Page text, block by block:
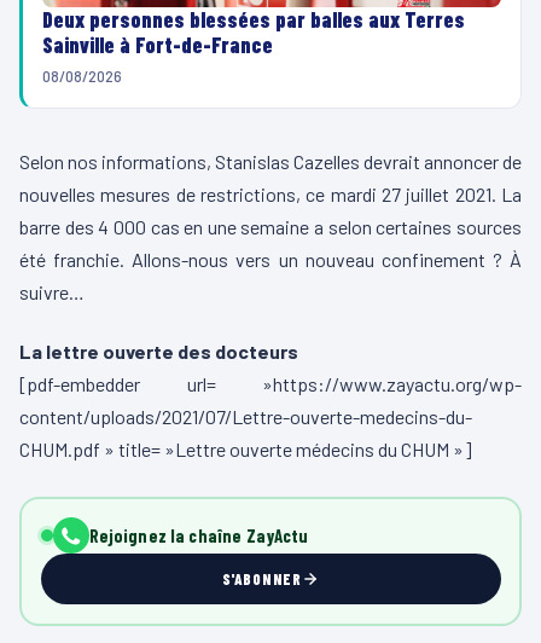
Deux personnes blessées par balles aux Terres
Sainville à Fort-de-France
08/08/2026
Selon nos informations, Stanislas Cazelles devrait annoncer de
nouvelles mesures de restrictions, ce mardi 27 juillet 2021. La
barre des 4 000 cas en une semaine a selon certaines sources
été franchie. Allons-nous vers un nouveau confinement ? À
suivre…
La lettre ouverte des docteurs
[pdf-embedder url= »https://www.zayactu.org/wp-
content/uploads/2021/07/Lettre-ouverte-medecins-du-
CHUM.pdf » title= »Lettre ouverte médecins du CHUM »]
Rejoignez la chaîne ZayActu
S'ABONNER